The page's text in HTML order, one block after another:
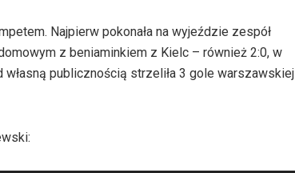
Najpierw pokonała na wyjeździe zespół
z beniaminkiem z Kielc – również 2:0, w
publicznością strzeliła 3 gole warszawskiej